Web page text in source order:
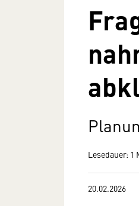
Lesedauer: 1
20.02.2026